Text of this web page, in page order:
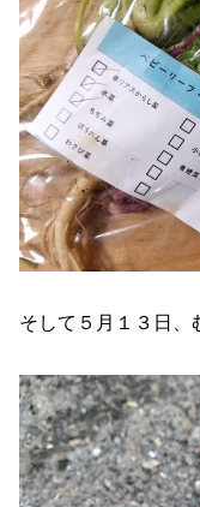
そして５月１３日、